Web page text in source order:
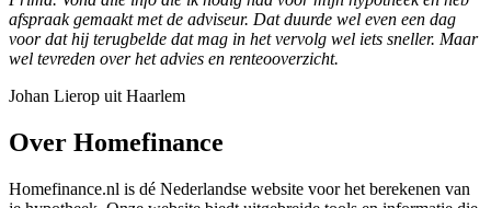
afspraak gemaakt met de adviseur. Dat duurde wel even een dag
voor dat hij terugbelde dat mag in het vervolg wel iets sneller. Maar
wel tevreden over het advies en renteooverzicht.
Johan Lierop uit Haarlem
Over Homefinance
Homefinance.nl is dé Nederlandse website voor het berekenen van